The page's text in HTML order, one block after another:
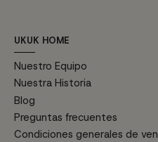
UKUK HOME
Nuestro Equipo
Nuestra Historia
Blog
Preguntas frecuentes
Condiciones generales de